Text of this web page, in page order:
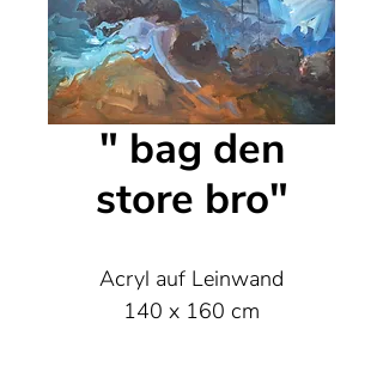
" bag den
store bro"
Acryl auf Leinwand
140 x 160 cm